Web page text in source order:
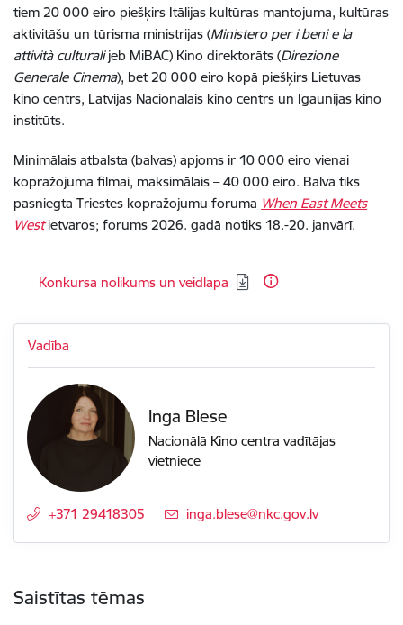
tiem 20 000 eiro piešķirs Itālijas kultūras mantojuma, kultūras
aktivitāšu un tūrisma ministrijas (Ministero per i beni e la
attività culturalijeb MiBAC) Kino direktorāts (Direzione
Generale Cinema), bet 20 000 eiro kopā piešķirs Lietuvas
kino centrs, Latvijas Nacionālais kino centrs un Igaunijas kino
institūts.
Minimālais atbalsta (balvas) apjoms ir 10 000 eiro vienai
kopražojuma filmai, maksimālais – 40 000 eiro. Balva tiks
pasniegta Triestes kopražojumu foruma When East Meets
Westietvaros; forums 2026. gadā notiks 18.-20. janvārī.
Lejupielādēt:
Konkursa nolikums un veidlapa
Vadība
Inga Blese
Nacionālā Kino centra vadītājas
vietniece
+371 29418305 E-pasts:
inga.blese@nkc.gov.lv
Saistītas tēmas